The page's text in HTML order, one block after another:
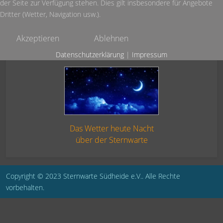
Das Wetter heute Nacht
über der Sternwarte
Copyright © 2023 Sternwarte Südheide e.V.. Alle Rechte
vorbehalten.
der Seite zur Verfügung stehen. Dies gilt insbesondere für Angebote
Dritter (Wetter, Navigation usw.).
Akzeptieren Ablehnen
Datenschutzerklärung | Impressum